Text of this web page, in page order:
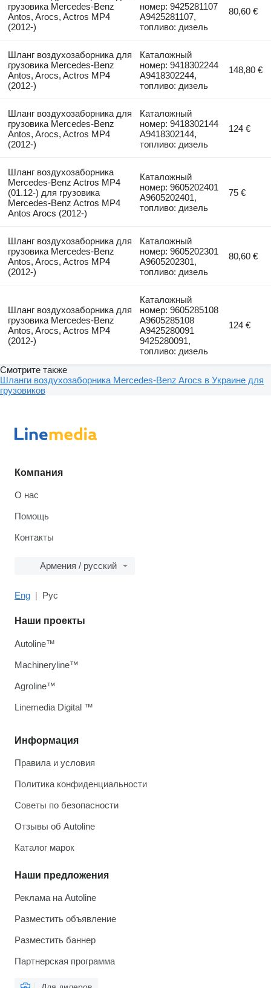
грузовика Mercedes-Benz
Antos, Arocs, Actros MP4
(2012-)
номер: 9425281107
A9425281107,
топливо: дизель
80,60 €
Шланг воздухозаборника для
грузовика Mercedes-Benz
Antos, Arocs, Actros MP4
(2012-)
Каталожный
номер: 9418302244
A9418302244,
топливо: дизель
148,80 €
Шланг воздухозаборника для
грузовика Mercedes-Benz
Antos, Arocs, Actros MP4
(2012-)
Каталожный
номер: 9418302144
A9418302144,
топливо: дизель
124 €
Шланг воздухозаборника
Mercedes-Benz Actros MP4
(01.12-) для грузовика
Mercedes-Benz Actros MP4
Antos Arocs (2012-)
Каталожный
номер: 9605202401
A9605202401,
топливо: дизель
75 €
Шланг воздухозаборника для
грузовика Mercedes-Benz
Antos, Arocs, Actros MP4
(2012-)
Каталожный
номер: 9605202301
A9605202301,
топливо: дизель
80,60 €
Шланг воздухозаборника для
грузовика Mercedes-Benz
Antos, Arocs, Actros MP4
(2012-)
Каталожный
номер: 9605285108
A9605285108
A9425280091
9425280091,
топливо: дизель
124 €
Смотрите также
Шланги воздухозаборника Mercedes-Benz Arocs в Украине для
грузовиков
Компания
О нас
Помощь
Контакты
Армения / русский
Eng Рус
Информация
Правила и условия
Политика конфиденциальности
Советы по безопасности
Отзывы об Autoline
Каталог марок
Наши предложения
Реклама на Autoline
Разместить объявление
Разместить баннер
Партнерская программа
Наши проекты
Autoline™
Machineryline™
Agroline™
Linemedia Digital ™